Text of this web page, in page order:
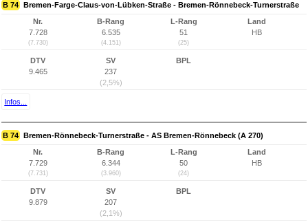
B 74 Bremen-Farge-Claus-von-Lübken-Straße - Bremen-Rönnebeck-Turnerstraße
Nr.
7.728
(7.730)
B-Rang
6.535
(4.151)
L-Rang
51
(25)
Land
HB
DTV
9.465
SV
237
(2,5%)
BPL
Infos...
B 74 Bremen-Rönnebeck-Turnerstraße - AS Bremen-Rönnebeck (A 270)
Nr.
7.729
(7.731)
B-Rang
6.344
(3.960)
L-Rang
50
(24)
Land
HB
DTV
9.879
SV
207
(2,1%)
BPL